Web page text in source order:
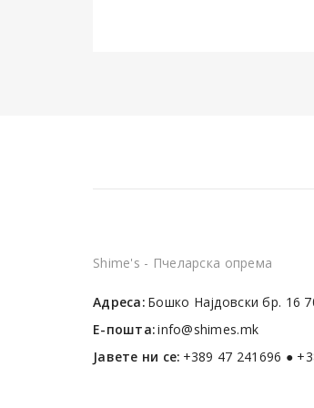
Shime's - Пчеларска опрема
Адреса: Бошко Најдовски бр. 16
Е-пошта:info@shimes.mk
Јавете ни се: +389 47 241696 ●